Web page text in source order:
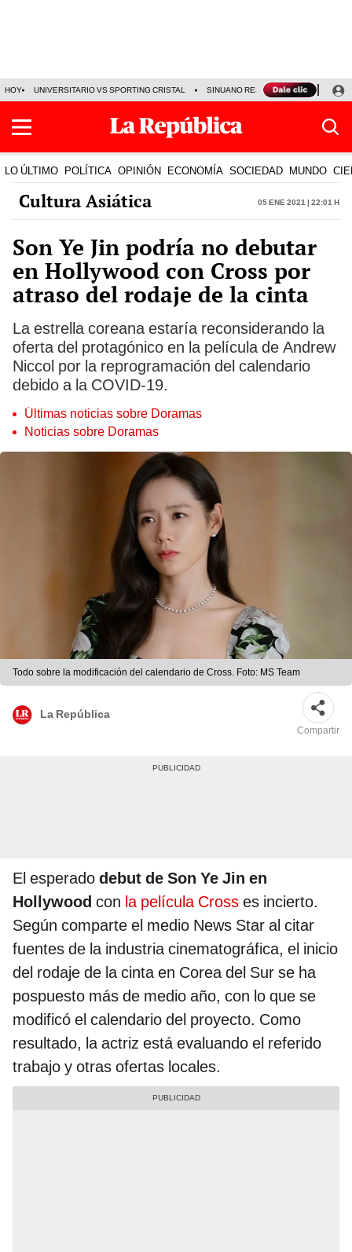
HOY UNIVERSITARIO VS SPORTING CRISTAL SINUANO RESULTADOS HOY
LO ÚLTIMO POLÍTICA OPINIÓN ECONOMÍA SOCIEDAD MUNDO
Cultura Asiática 05 Ene 2021 | 22:01 h
Son Ye Jin podría no debutar
en Hollywood con Cross por
atraso del rodaje de la cinta
La estrella coreana estaría reconsiderando la
oferta del protagónico en la película de Andrew
Niccol por la reprogramación del calendario
debido a la COVID-19.
Últimas noticias sobre Doramas
Noticias sobre Doramas
Todo sobre la modificación del calendario de Cross. Foto: MS Team
La República
Compartir
El esperado debut de Son Ye Jin en
Hollywood con la película Cross es incierto.
Según comparte el medio News Star al citar
fuentes de la industria cinematográfica, el inicio
del rodaje de la cinta en Corea del Sur se ha
pospuesto más de medio año, con lo que se
modificó el calendario del proyecto. Como
resultado, la actriz está evaluando el referido
trabajo y otras ofertas locales.